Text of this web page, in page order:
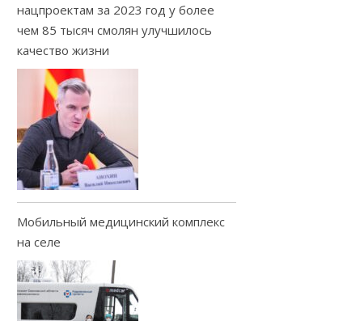
нацпроектам за 2023 год у более
чем 85 тысяч смолян улучшилось
качество жизни
Мобильный медицинский комплекс
на селе